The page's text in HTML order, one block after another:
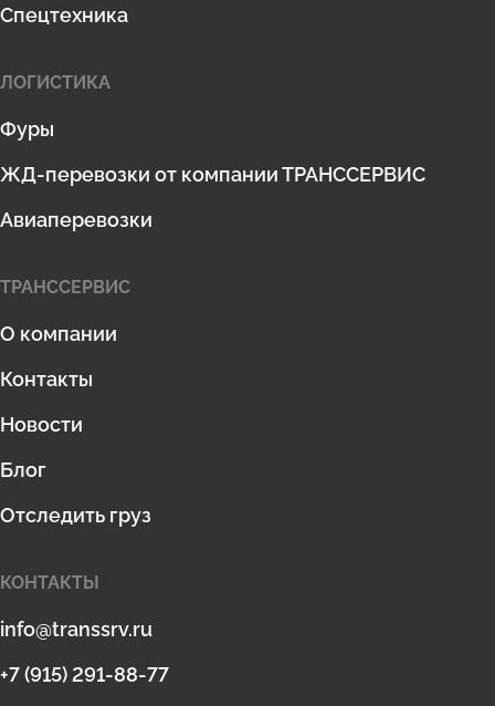
ТРАНССЕРВИС
О компании
Контакты
Новости
Блог
Отследить груз
Спецтехника
ЛОГИСТИКА
Фуры
ЖД-перевозки от компании ТРАНССЕРВИС
Авиаперевозки
КОНТАКТЫ
info@transsrv.ru
+7 (915) 291-88-77